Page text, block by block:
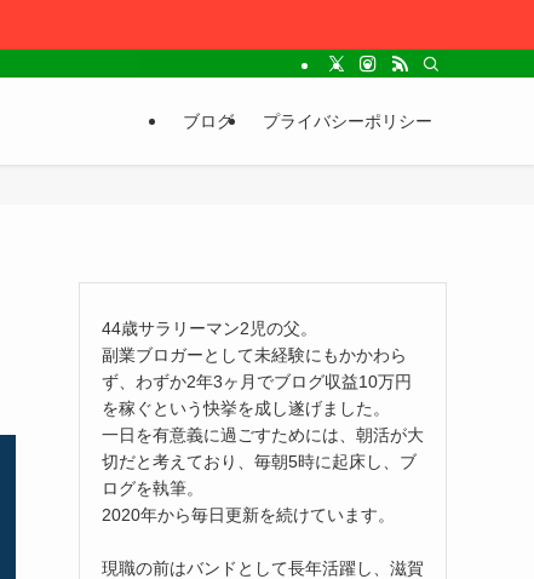
ブログ プライバシーポリシー
44歳サラリーマン2児の父。
副業ブロガーとして未経験にもかかわら
ず、わずか2年3ヶ月でブログ収益10万円
を稼ぐという快挙を成し遂げました。
一日を有意義に過ごすためには、朝活が大
切だと考えており、毎朝5時に起床し、ブ
ログを執筆。
2020年から毎日更新を続けています。
現職の前はバンドとして長年活躍し、滋賀